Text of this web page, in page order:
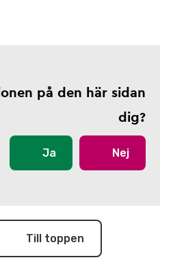
på den här sidan
dig?
Ja Nej
Till toppen